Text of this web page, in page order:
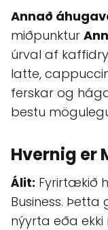
Annað
miðpunktur
úrval af
latte,
ferskar og
bestu
Hvernig er
Álit: Fyrirtækið
Business.
nýyrta eða